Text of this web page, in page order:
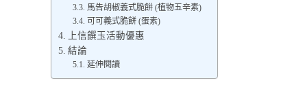
馬告胡椒義式脆餅 (植物五辛素)
可可義式脆餅 (蛋素)
上信饌玉活動優惠
結論
延伸閱讀